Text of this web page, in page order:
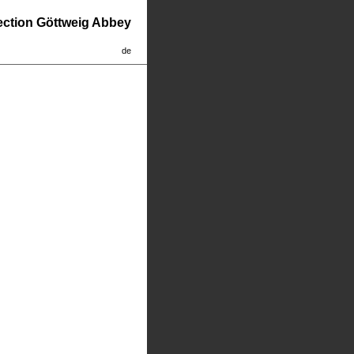
Göttweig Abbey
de